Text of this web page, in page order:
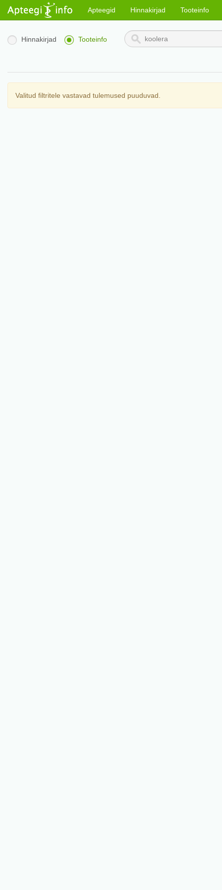
Apteegid Hinnakirjad Tooteinfo
Hinnakirjad Tooteinfo
Valitud filtritele vastavad tulemused puuduvad.